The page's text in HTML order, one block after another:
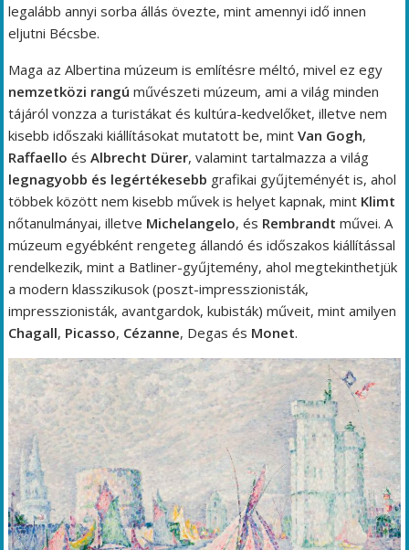
legalább annyi sorba állás övezte, mint amennyi idő innen
eljutni Bécsbe.
Maga az Albertina múzeum is említésre méltó, mivel ez egy
nemzetközi rangú művészeti múzeum, ami a világ minden
tájáról vonzza a turistákat és kultúra-kedvelőket, illetve nem
kisebb időszaki kiállításokat mutatott be, mintVan Gogh,
Raffaello ésAlbrecht Dürer, valamint tartalmazza a világ
legnagyobb és legértékesebb grafikai gyűjteményét is, ahol
többek között nem kisebb művek is helyet kapnak, mint Klimt
nőtanulmányai, illetve Michelangelo, és Rembrandt művei. A
múzeum egyébként rengeteg állandó és időszakos kiállítással
rendelkezik, mint a Batliner-gyűjtemény, ahol megtekinthetjük
a modern klasszikusok (poszt-impresszionisták,
impresszionisták, avantgardok, kubisták) műveit, mint amilyen
Chagall, Picasso, Cézanne, Degas és Monet.